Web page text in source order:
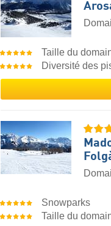
Taille du
Diversité des
Snowparks
Taille du